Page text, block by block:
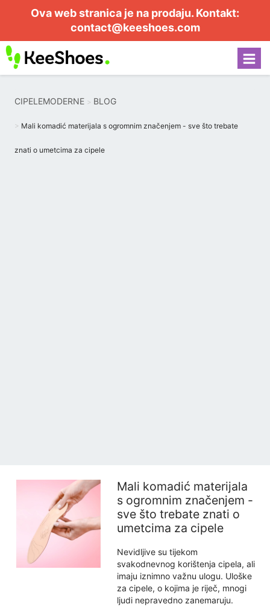
Ova web stranica je na prodaju. Kontakt:
contact@keeshoes.com
CIPELEMODERNE BLOG
Mali komadić materijala s ogromnim značenjem - sve što trebate
znati o umetcima za cipele
Mali komadić materijala
s ogromnim značenjem -
sve što trebate znati o
umetcima za cipele
Nevidljive su tijekom
svakodnevnog korištenja cipela, ali
imaju iznimno važnu ulogu. Uloške
za cipele, o kojima je riječ, mnogi
ljudi nepravedno zanemaruju.